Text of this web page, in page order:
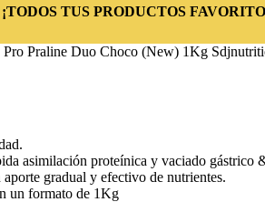
¡TODOS TUS PRODUCTOS
Pro Praline Duo Choco (New) 1Kg
asimilación proteínica y vaciado gástrico
gradual y efectivo de nutrientes.
un formato de 1Kg